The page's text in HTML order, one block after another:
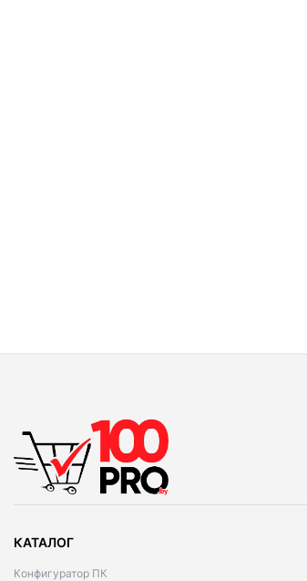
КАТАЛОГ
Конфигуратор ПК